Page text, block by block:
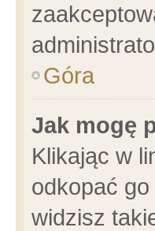
Góra
Jak mogę
Klikając w
odkopać
widzisz